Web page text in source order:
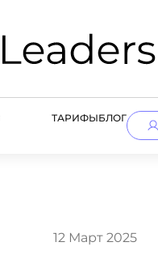
ТАРИФЫБЛОГ
12 Март 2025